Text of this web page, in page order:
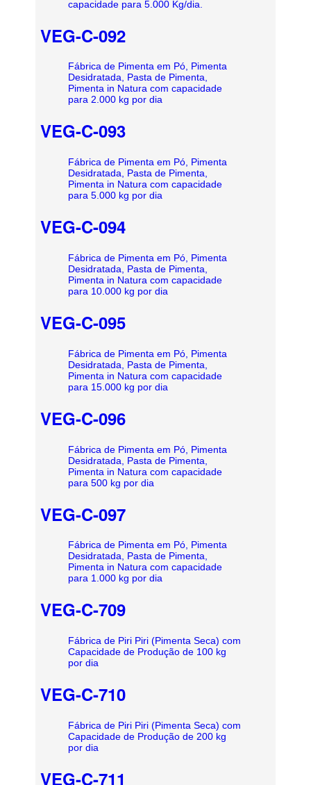
capacidade para 5.000 Kg/dia.
VEG-C-092
Fábrica de Pimenta em Pó, Pimenta
Desidratada, Pasta de Pimenta,
Pimenta in Natura com capacidade
para 2.000 kg por dia
VEG-C-093
Fábrica de Pimenta em Pó, Pimenta
Desidratada, Pasta de Pimenta,
Pimenta in Natura com capacidade
para 5.000 kg por dia
VEG-C-094
Fábrica de Pimenta em Pó, Pimenta
Desidratada, Pasta de Pimenta,
Pimenta in Natura com capacidade
para 10.000 kg por dia
VEG-C-095
Fábrica de Pimenta em Pó, Pimenta
Desidratada, Pasta de Pimenta,
Pimenta in Natura com capacidade
para 15.000 kg por dia
VEG-C-096
Fábrica de Pimenta em Pó, Pimenta
Desidratada, Pasta de Pimenta,
Pimenta in Natura com capacidade
para 500 kg por dia
VEG-C-097
Fábrica de Pimenta em Pó, Pimenta
Desidratada, Pasta de Pimenta,
Pimenta in Natura com capacidade
para 1.000 kg por dia
VEG-C-709
Fábrica de Piri Piri (Pimenta Seca) com
Capacidade de Produção de 100 kg
por dia
VEG-C-710
Fábrica de Piri Piri (Pimenta Seca) com
Capacidade de Produção de 200 kg
por dia
VEG-C-711